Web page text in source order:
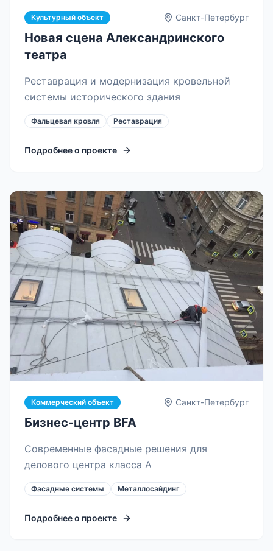
Культурный объект Санкт-Петербург
Новая сцена Александринского
театра
Реставрация и модернизация кровельной
системы исторического здания
Фальцевая кровля Реставрация
Подробнее о проекте
Коммерческий объект Санкт-Петербург
Бизнес-центр BFA
Современные фасадные решения для
делового центра класса А
Фасадные системы Металлосайдинг
Подробнее о проекте